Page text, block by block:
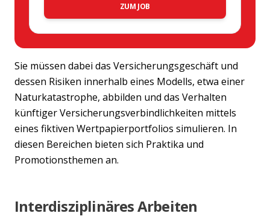
ZUM JOB
Sie müssen dabei das Versicherungsgeschäft und
dessen Risiken innerhalb eines Modells, etwa einer
Naturkatastrophe, abbilden und das Verhalten
künftiger Versicherungsverbindlichkeiten mittels
eines fiktiven Wertpapierportfolios simulieren. In
diesen Bereichen bieten sich Praktika und
Promotionsthemen an.
Interdisziplinäres Arbeiten